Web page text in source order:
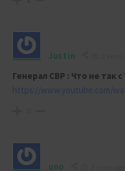
Justin
Генерал СВР : Что не так
https://www.youtube.com/
uno